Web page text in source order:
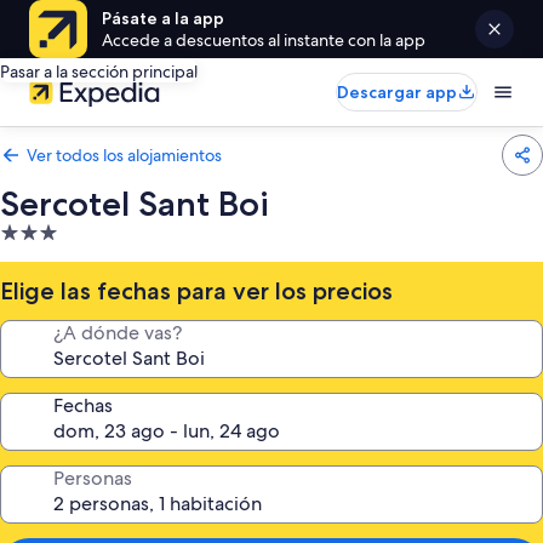
Pásate a la app
Accede a descuentos al instante con la app
Pasar a la sección principal
Descargar app
Ver todos los alojamientos
Sercotel Sant Boi
Alojamiento
de
3.0 estrellas
Elige las fechas para ver los precios
¿A dónde vas?
Fechas
Personas